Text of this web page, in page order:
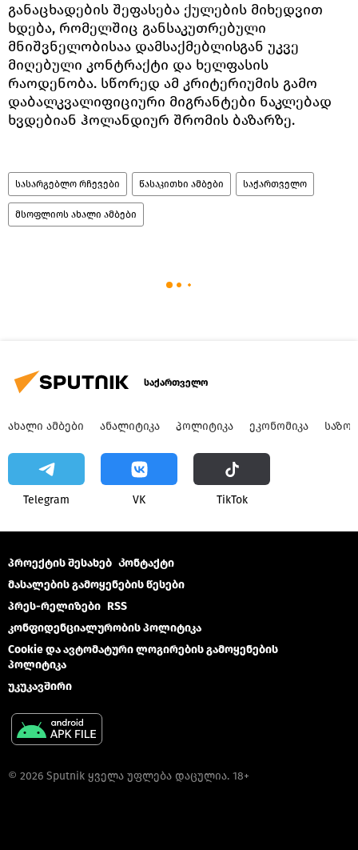
განაცხადების შეფასება ქულების მიხედვით
ხდება, რომელშიც განსაკუთრებული
მნიშვნელობისაა დამსაქმებლისგან უკვე
მიღებული კონტრაქტი და ხელფასის
რაოდენობა. სწორედ ამ კრიტერიუმის გამო
დაბალკვალიფიციური მიგრანტები ნაკლებად
ხვდებიან ჰოლანდიურ შრომის ბაზარზე.
სასარგებლო რჩევები წასაკითხი ამბები საქართველო
მსოფლიოს ახალი ამბები
საქართველო
ᲐᲮᲐᲚᲘ ᲐᲛᲑᲔᲑᲘ ᲐᲜᲐᲚᲘᲢᲘᲙᲐ ᲞᲝᲚᲘᲢᲘᲙᲐ ᲔᲙᲝᲜᲝᲛᲘᲙᲐ
Telegram VK ТikТоk
პროექტის შესახებ Კონტაქტი
მასალების გამოყენების წესები
პრეს-რელიზები RSS
კონფიდენციალურობის პოლიტიკა
Cookie და ავტომატური ლოგირების გამოყენების
პოლიტიკა
უკუკავშირი
© 2026 Sputnik ყველა უფლება დაცულია. 18+